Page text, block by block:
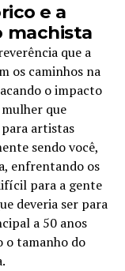
e a
machista
que a
os caminhos na
o impacto
que
artistas
sendo você,
enfrentando os
para a gente
deveria ser para
a 50 anos
o tamanho do